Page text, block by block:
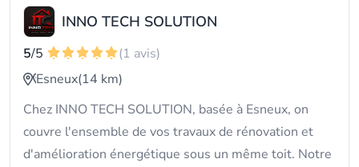
INNO TECH SOLUTION
5/5
(1 avis)
Esneux(14 km)
Chez INNO TECH SOLUTION, basée à Esneux, on
couvre l'ensemble de vos travaux de rénovation et
d'amélioration énergétique sous un même toit. Notre